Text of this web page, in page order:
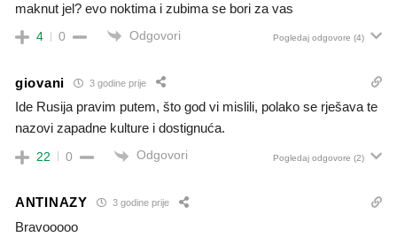
maknut jel? evo noktima i zubima se bori za vas
4 0 Odgovori Pogledaj odgovore (4)
giovani 3 godine prije
Ide Rusija pravim putem, što god vi mislili, polako se rješava te
nazovi zapadne kulture i dostignuća.
22 0 Odgovori Pogledaj odgovore (2)
ANTINAZY 3 godine prije
Bravooooo